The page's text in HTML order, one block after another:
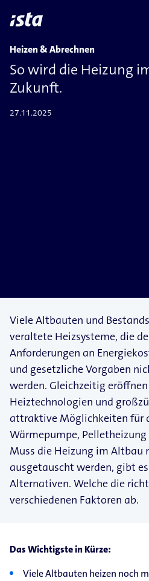
languagechevron_right
Heizen & Abrechnen
So wird die Heizung
Zukunft.
27.11.2025
Viele Altbauten und
veraltete Heizsysteme, die
Anforderungen an
und gesetzliche Vorgaben
werden. Gleichzeitig
Heiztechnologien und
attraktive Möglichkeiten für
Wärmepumpe,
Muss die Heizung im Altbau
ausgetauscht werden, gibt
Alternativen. Welche die
verschiedenen Faktoren ab.
Das Wichtigste in Kürze:
Viele Altbauten heizen noch